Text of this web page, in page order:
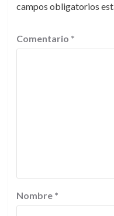
campos obligatorios
Comentario *
Nombre *